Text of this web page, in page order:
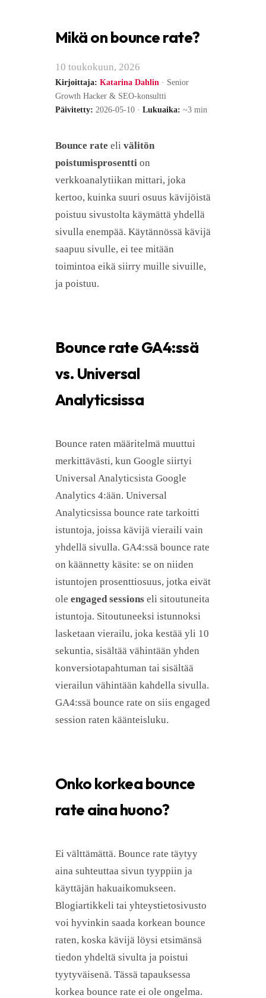
Mikä on bounce rate?
10 toukokuun, 2026
Kirjoittaja: Katarina Dahlin · Senior
Growth Hacker & SEO-konsultti
Päivitetty: 2026-05-10 · Lukuaika: ~3 min
Bounce rate eli välitön
poistumisprosentti on
verkkoanalytiikan mittari, joka
kertoo, kuinka suuri osuus kävijöistä
poistuu sivustolta käymättä yhdellä
sivulla enempää. Käytännössä kävijä
saapuu sivulle, ei tee mitään
toimintoa eikä siirry muille sivuille,
ja poistuu.
Bounce rate GA4:ssä
vs. Universal
Analyticsissa
Bounce raten määritelmä muuttui
merkittävästi, kun Google siirtyi
Universal Analyticsista Google
Analytics 4:ään. Universal
Analyticsissa bounce rate tarkoitti
istuntoja, joissa kävijä vieraili vain
yhdellä sivulla. GA4:ssä bounce rate
on käännetty käsite: se on niiden
istuntojen prosenttiosuus, jotka eivät
ole engaged sessions eli sitoutuneita
istuntoja. Sitoutuneeksi istunnoksi
lasketaan vierailu, joka kestää yli 10
sekuntia, sisältää vähintään yhden
konversiotapahtuman tai sisältää
vierailun vähintään kahdella sivulla.
GA4:ssä bounce rate on siis engaged
session raten käänteisluku.
Onko korkea bounce
rate aina huono?
Ei välttämättä. Bounce rate täytyy
aina suhteuttaa sivun tyyppiin ja
käyttäjän hakuaikomukseen.
Blogiartikkeli tai yhteystietosivusto
voi hyvinkin saada korkean bounce
raten, koska kävijä löysi etsimänsä
tiedon yhdeltä sivulta ja poistui
tyytyväisenä. Tässä tapauksessa
korkea bounce rate ei ole ongelma.